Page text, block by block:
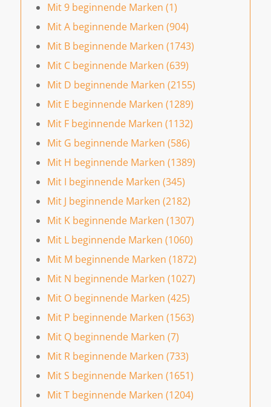
Mit 9 beginnende Marken (1)
Mit A beginnende Marken (904)
Mit B beginnende Marken (1743)
Mit C beginnende Marken (639)
Mit D beginnende Marken (2155)
Mit E beginnende Marken (1289)
Mit F beginnende Marken (1132)
Mit G beginnende Marken (586)
Mit H beginnende Marken (1389)
Mit I beginnende Marken (345)
Mit J beginnende Marken (2182)
Mit K beginnende Marken (1307)
Mit L beginnende Marken (1060)
Mit M beginnende Marken (1872)
Mit N beginnende Marken (1027)
Mit O beginnende Marken (425)
Mit P beginnende Marken (1563)
Mit Q beginnende Marken (7)
Mit R beginnende Marken (733)
Mit S beginnende Marken (1651)
Mit T beginnende Marken (1204)